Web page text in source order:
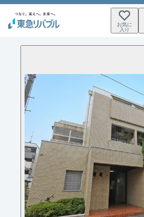
お気に
入り